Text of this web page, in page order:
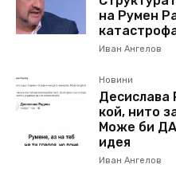
на Румен
Иван Ангелов
Новини
Десислава
кой, нито
Може би
идея
Иван Ангелов